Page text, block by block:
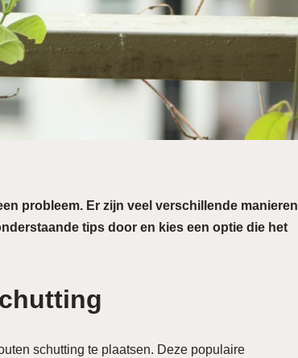
probleem. Er zijn veel verschillende manieren
tips door en kies een optie die het
schutting te plaatsen. Deze populaire